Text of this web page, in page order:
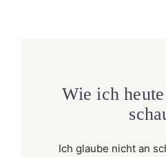
Wie ich
Ich glaube nicht an